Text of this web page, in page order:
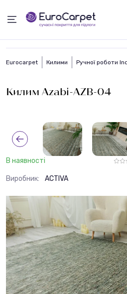
Eurocarpet Килими Ручної роботи
Килим Azabi-AZB-04
В наявності
Виробник: ACTIVA
ЗВОРОТНІЙ